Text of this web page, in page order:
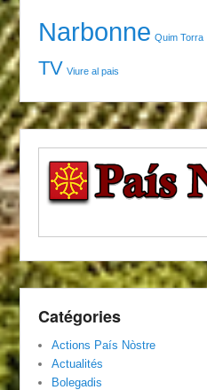
Narbonne Quim Torra
TV Viure al pais
Catégories
Actions País Nòstre
Actualités
Bolegadis